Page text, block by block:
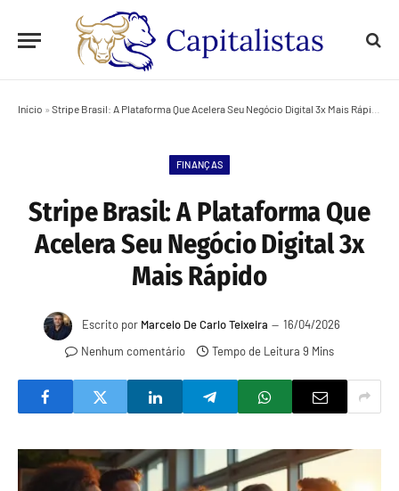
Início » Stripe Brasil: A Plataforma Que Acelera Seu Negócio Digital 3x Mais Rápido
FINANÇAS
Stripe Brasil: A Plataforma Que
Acelera Seu Negócio Digital 3x
Mais Rápido
Escrito por Marcelo De Carlo Teixeira
16/04/2026
Nenhum comentário
Tempo de Leitura 9 Mins